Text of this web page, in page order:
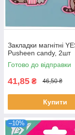
Закладки магнітні
Pusheen candy, 2шт
Готово до відправки
41,85 ₴ 46,50 ₴
Купити
–10%